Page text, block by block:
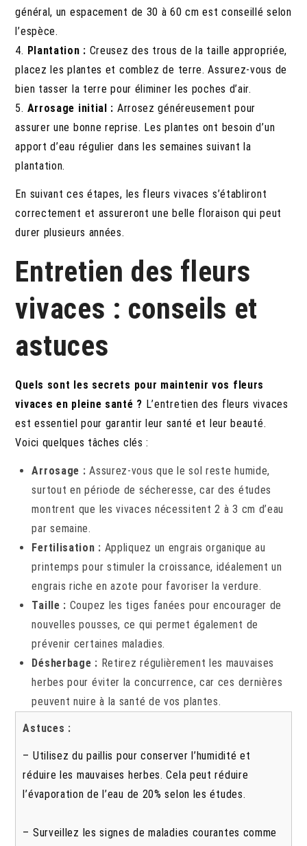
général, un espacement de 30 à 60 cm est conseillé selon
l’espèce.
4. Plantation : Creusez des trous de la taille appropriée,
placez les plantes et comblez de terre. Assurez-vous de
bien tasser la terre pour éliminer les poches d’air.
5. Arrosage initial : Arrosez généreusement pour
assurer une bonne reprise. Les plantes ont besoin d’un
apport d’eau régulier dans les semaines suivant la
plantation.
En suivant ces étapes, les fleurs vivaces s’établiront
correctement et assureront une belle floraison qui peut
durer plusieurs années.
Entretien des fleurs
vivaces : conseils et
astuces
Quels sont les secrets pour maintenir vos fleurs
vivaces en pleine santé ? L’entretien des fleurs vivaces
est essentiel pour garantir leur santé et leur beauté.
Voici quelques tâches clés :
Arrosage : Assurez-vous que le sol reste humide,
surtout en période de sécheresse, car des études
montrent que les vivaces nécessitent 2 à 3 cm d’eau
par semaine.
Fertilisation : Appliquez un engrais organique au
printemps pour stimuler la croissance, idéalement un
engrais riche en azote pour favoriser la verdure.
Taille : Coupez les tiges fanées pour encourager de
nouvelles pousses, ce qui permet également de
prévenir certaines maladies.
Désherbage : Retirez régulièrement les mauvaises
herbes pour éviter la concurrence, car ces dernières
peuvent nuire à la santé de vos plantes.
Astuces :
– Utilisez du paillis pour conserver l’humidité et
réduire les mauvaises herbes. Cela peut réduire
l’évaporation de l’eau de 20% selon les études.
– Surveillez les signes de maladies courantes comme